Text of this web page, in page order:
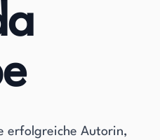
erfolgreiche Autorin,